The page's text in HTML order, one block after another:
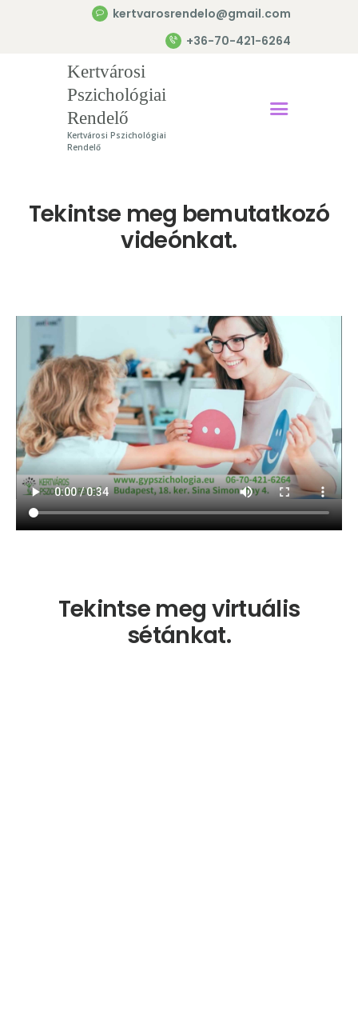
kertvarosrendelo@gmail.com
+36-70-421-6264
Kertvárosi
Pszichológiai
Rendelő
Kertvárosi Pszichológiai
Rendelő
Kertvárosi Pszichológiai
Rendelő
Kertvárosi Pszichológiai Rendelő
Szakembereink
Webshop
Kapcsolat
Információk
Tekintse meg bemutatkozó
videónkat.
Tekintse meg virtuális
sétánkat.